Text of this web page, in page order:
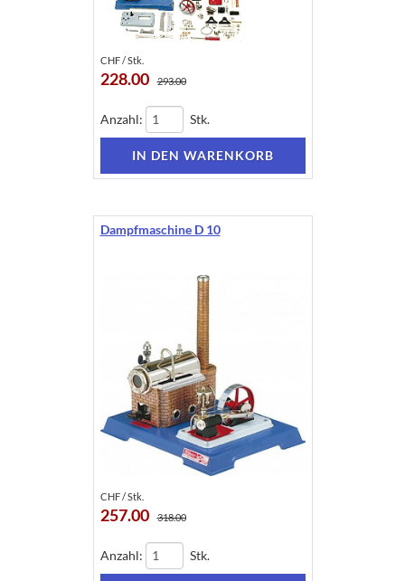
CHF / Stk.
228.00 293.00
Anzahl: Stk.
Dampfmaschine D 10
CHF / Stk.
257.00 318.00
Anzahl: Stk.